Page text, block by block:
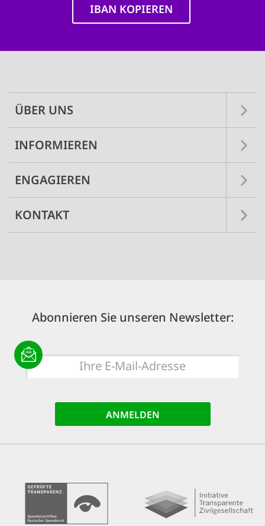
IBAN KOPIEREN
ÜBER UNS
INFORMIEREN
ENGAGIEREN
KONTAKT
Abonnieren Sie unseren Newsletter:
E-
Mail